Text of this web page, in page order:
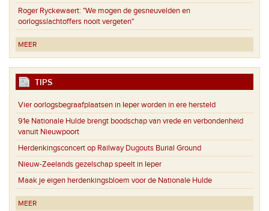
Roger Ryckewaert: "We mogen de gesneuvelden en
oorlogsslachtoffers nooit vergeten"
MEER
TIPS
Vier oorlogsbegraafplaatsen in Ieper worden in ere hersteld
91e Nationale Hulde brengt boodschap van vrede en verbondenheid
vanuit Nieuwpoort
Herdenkingsconcert op Railway Dugouts Burial Ground
Nieuw-Zeelands gezelschap speelt in Ieper
Maak je eigen herdenkingsbloem voor de Nationale Hulde
MEER